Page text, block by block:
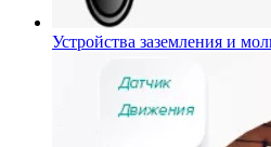
Устройства заземления и